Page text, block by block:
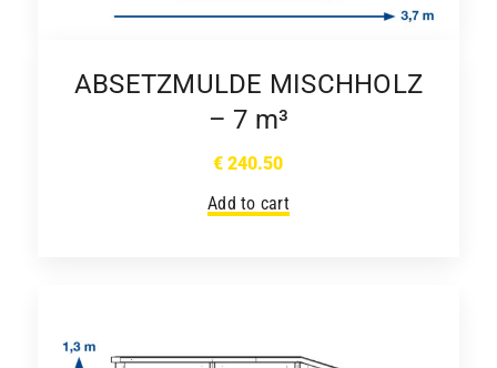
ABSETZMULDE MISCHHOLZ
– 7 m³
€ 240.50
Add to cart